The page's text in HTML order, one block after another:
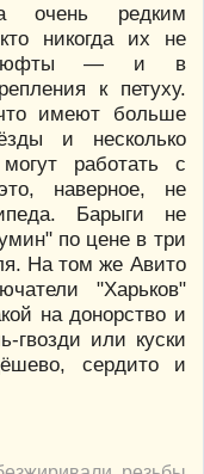
очень редким
никогда их не
люфты — и в
к петуху.
имеют больше
и несколько
работать с
наверное, не
Барыги не
по цене в три
На том же Авито
"Харьков"
на донорство и
гвозди или куски
сердито и